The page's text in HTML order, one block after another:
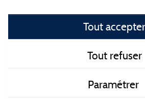
Faites vous votre propre idée du
avec clubenfants, avec vos animaux
ou dans un mobil
Tous les campings en Ardèche et au
Tout accepter
Tout refuser
Paramétrer